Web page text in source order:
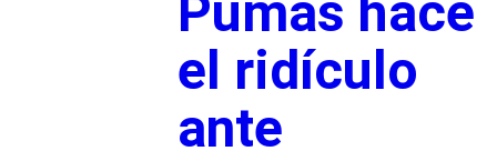
el ridículo
ante